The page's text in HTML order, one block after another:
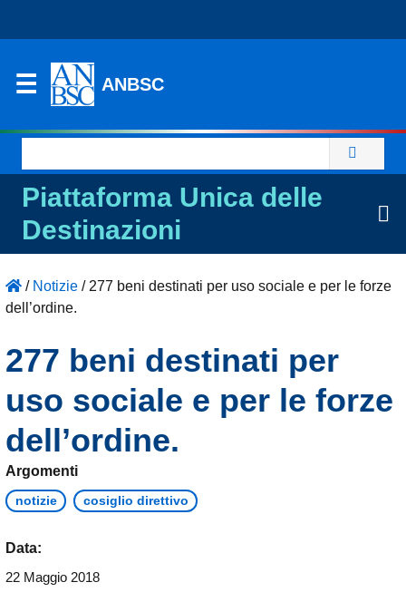
ANBSC
per:
Piattaforma Unica delle
Destinazioni
/ Notizie / 277 beni destinati per uso sociale e per le forze
dell’ordine.
277 beni destinati per
uso sociale e per le forze
dell’ordine.
Argomenti
notizie cosiglio direttivo
Data:
22 Maggio 2018